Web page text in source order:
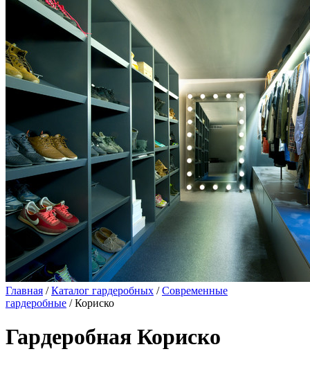
Главная /Каталог гардеробных /Современные
гардеробные / Кориско
Гардеробная Кориско